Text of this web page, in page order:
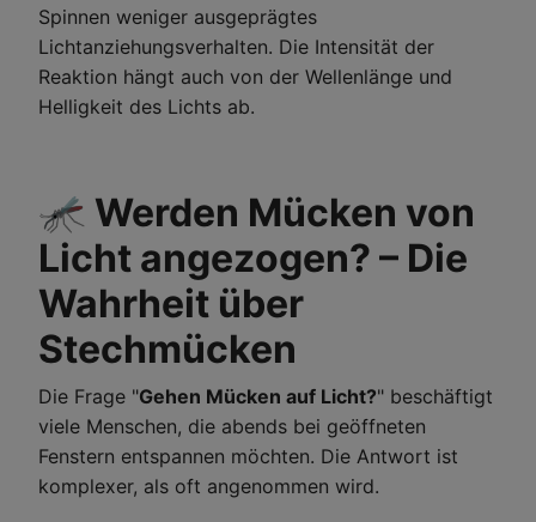
Spinnen weniger ausgeprägtes
Lichtanziehungsverhalten. Die Intensität der
Reaktion hängt auch von der Wellenlänge und
Helligkeit des Lichts ab.
🦟 Werden Mücken von
Licht angezogen? – Die
Wahrheit über
Stechmücken
Die Frage "Gehen Mücken auf Licht?" beschäftigt
viele Menschen, die abends bei geöffneten
Fenstern entspannen möchten. Die Antwort ist
komplexer, als oft angenommen wird.